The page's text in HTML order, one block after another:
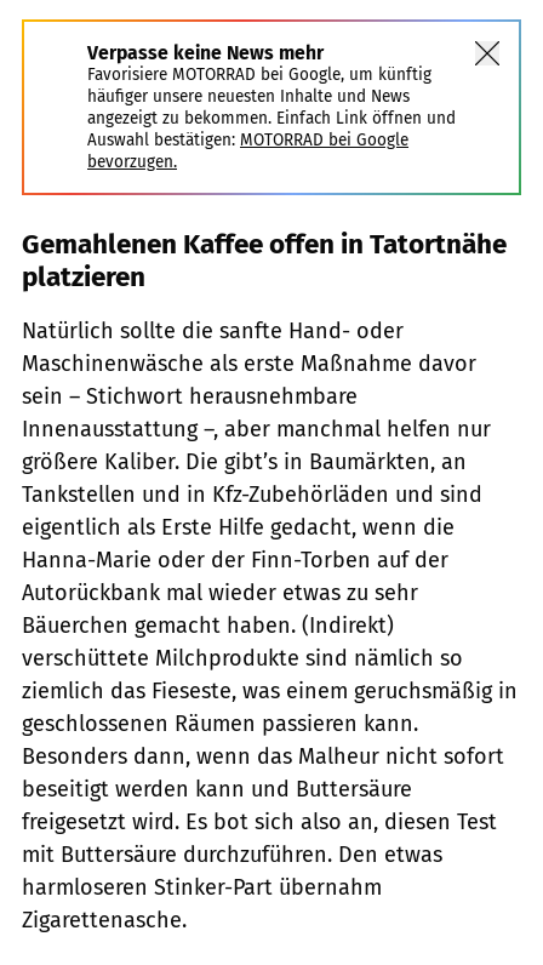
Verpasse keine News mehr
Favorisiere MOTORRAD bei Google, um künftig
häufiger unsere neuesten Inhalte und News
angezeigt zu bekommen. Einfach Link öffnen und
Auswahl bestätigen: MOTORRAD bei Google
bevorzugen.
Gemahlenen Kaffee offen in Tatortnähe
platzieren
Natürlich sollte die sanfte Hand- oder
Maschinenwäsche als erste Maßnahme davor
sein – Stichwort herausnehmbare
Innenausstattung –, aber manchmal helfen nur
größere Kaliber. Die gibt’s in Baumärkten, an
Tankstellen und in Kfz-Zubehörläden und sind
eigentlich als Erste Hilfe gedacht, wenn die
Hanna-Marie oder der Finn-Torben auf der
Autorückbank mal wieder etwas zu sehr
Bäuerchen gemacht haben. (Indirekt)
verschüttete Milchprodukte sind nämlich so
ziemlich das Fieseste, was einem geruchsmäßig in
geschlossenen Räumen passieren kann.
Besonders dann, wenn das Malheur nicht sofort
beseitigt werden kann und Buttersäure
freigesetzt wird. Es bot sich also an, diesen Test
mit Butter­säure durchzuführen. Den etwas
harmloseren Stinker-Part übernahm
Zigarettenasche.